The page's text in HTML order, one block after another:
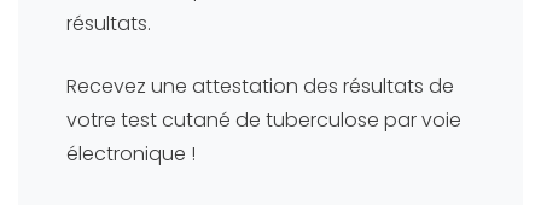
résultats.
Recevez une attestation des résultats de
votre test cutané de tuberculose par voie
électronique !